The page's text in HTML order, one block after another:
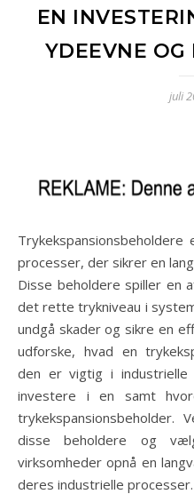
EN
YDEEVNE
juli
Trykekspansionsbeholdere er en vigtig del af industrielle
processer, der sikrer en
Disse beholdere spiller en
det rette trykniveau i
undgå skader og sikre en
udforske, hvad en
den er vigtig i
investere i en samt
disse beholdere og
virksomheder opnå en
deres industrielle processer.